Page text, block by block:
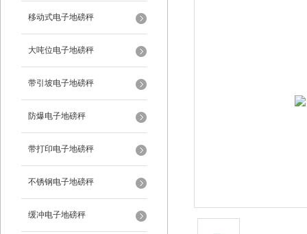
移动式电子地磅秤
大吨位电子地磅秤
带引坡电子地磅秤
防爆电子地磅秤
带打印电子地磅秤
不锈钢电子地磅秤
缓冲电子地磅秤